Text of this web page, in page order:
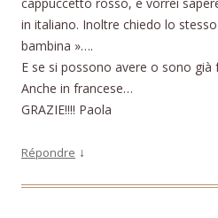
cappuccetto rosso, e vorrei
in italiano. Inoltre chiedo lo
bambina »….
E se si possono avere o sono già
Anche in francese…
GRAZIE!!!! Paola
Répondre ↓